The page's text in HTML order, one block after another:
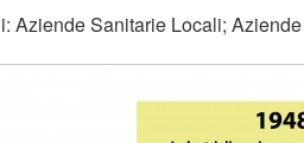
Aziende Sanitarie Locali;